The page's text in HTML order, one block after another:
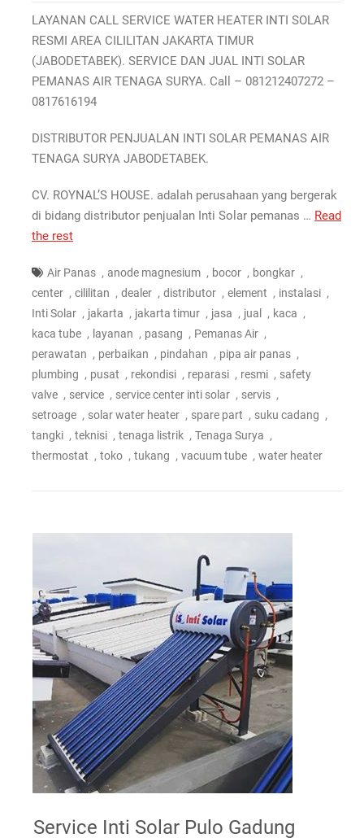
LAYANAN CALL SERVICE WATER HEATER INTI SOLAR
RESMI AREA CILILITAN JAKARTA TIMUR
(JABODETABEK). SERVICE DAN JUAL INTI SOLAR
PEMANAS AIR TENAGA SURYA. Call – 081212407272 –
0817616194
DISTRIBUTOR PENJUALAN INTI SOLAR PEMANAS AIR
TENAGA SURYA JABODETABEK.
CV. ROYNAL’S HOUSE. adalah perusahaan yang bergerak
di bidang distributor penjualan Inti Solar pemanas … Read
the rest
Air Panas , anode magnesium , bocor , bongkar ,
center , cililitan , dealer , distributor , element , instalasi ,
Inti Solar , jakarta , jakarta timur , jasa , jual , kaca ,
kaca tube , layanan , pasang , Pemanas Air ,
perawatan , perbaikan , pindahan , pipa air panas ,
plumbing , pusat , rekondisi , reparasi , resmi , safety
valve , service , service center inti solar , servis ,
setroage , solar water heater , spare part , suku cadang ,
tangki , teknisi , tenaga listrik , Tenaga Surya ,
thermostat , toko , tukang , vacuum tube , water heater
Service Inti Solar Pulo Gadung